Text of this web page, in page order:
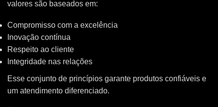
valores são baseados em:
Compromisso com a excelência
Inovação contínua
Respeito ao cliente
Integridade nas relações
Esse conjunto de princípios garante produtos confiáveis e
um atendimento diferenciado.